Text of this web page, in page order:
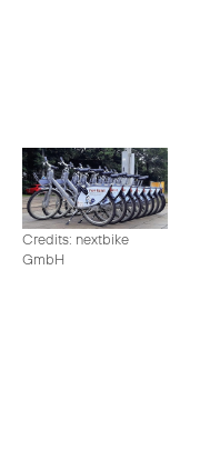
Credits: nextbike
GmbH